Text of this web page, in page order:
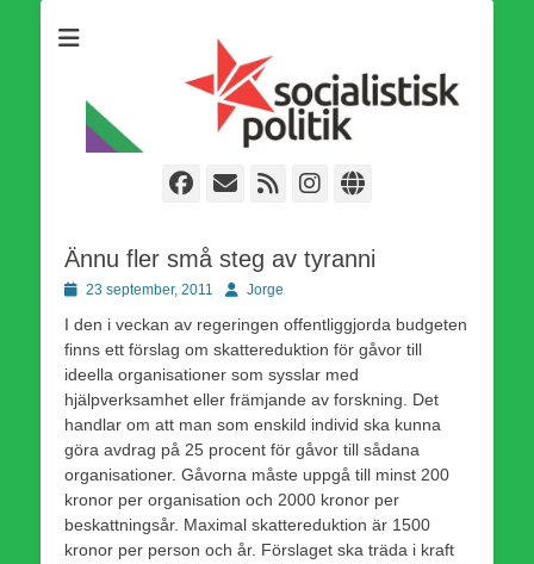
världsomfattande socialistiska Fjärde Internationalen och en viktig
tillgång i kampen för en socialistisk framtid!
Facebook
E-
Webbflöde
Instagram
Webbplats
Ännu fler små steg av tyranni
Publicerad
23 september, 2011 Författare
Jorge
I den i veckan av regeringen offentliggjorda budgeten
finns ett förslag om skattereduktion för gåvor till
ideella organisationer som sysslar med
hjälpverksamhet eller främjande av forskning. Det
handlar om att man som enskild individ ska kunna
göra avdrag på 25 procent för gåvor till sådana
organisationer. Gåvorna måste uppgå till minst 200
kronor per organisation och 2000 kronor per
beskattningsår. Maximal skattereduktion är 1500
kronor per person och år. Förslaget ska träda i kraft